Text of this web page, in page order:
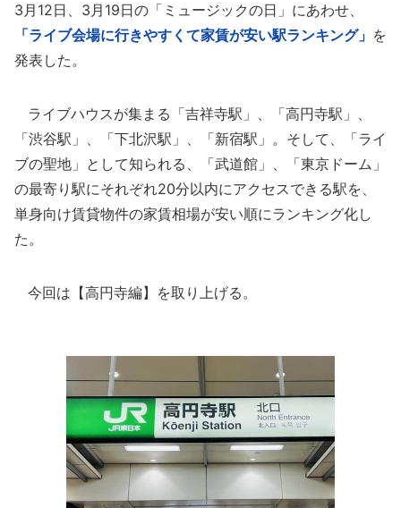
3月12日、3月19日の「ミュージックの日」にあわせ、
「ライブ会場に行きやすくて家賃が安い駅ランキング」 を
発表した。
ライブハウスが集まる「吉祥寺駅」、「高円寺駅」、
「渋谷駅」、「下北沢駅」、「新宿駅」。そして、「ライ
ブの聖地」として知られる、「武道館」、「東京ドーム」
の最寄り駅にそれぞれ20分以内にアクセスできる駅を、
単身向け賃貸物件の家賃相場が安い順にランキング化し
た。
今回は【高円寺編】を取り上げる。